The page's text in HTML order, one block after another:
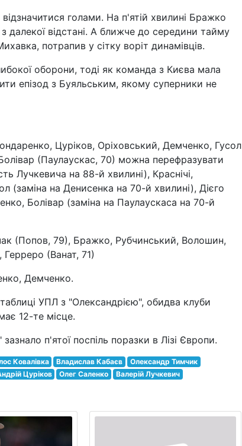
голами. На п'ятій хвилині Бражко
далекої відстані. А ближче до середини тайму
потрапив у сітку воріт динамівців.
оборони, тоді як команда з Києва мала
епізод з Буяльським, якому суперники не
Цуріков, Оріховський, Демченко, Гусол
(Паулаускас, 70) можна перефразувати
Лучкевича на 88-й хвилині), Краснічі,
(заміна на Денисенка на 70-й хвилині), Дієго
Болівар (заміна на Паулаускаса на 70-й
(Попов, 79), Бражко, Рубчинський, Волошин,
(Ванат, 71)
Демченко.
УПЛ з "Олександрією", обидва клуби
12-те місце.
п'ятої поспіль поразки в Лізі Європи.
Ковалівка Владислав Кабаєв
Олександр Тимчик
Цуріков Олег Саленко Валерій Лучкевич